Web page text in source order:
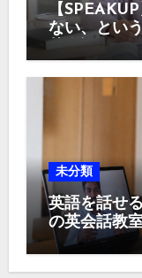
【
ない、とい
英会話スク
未分類
英語を話せ
の英会話教